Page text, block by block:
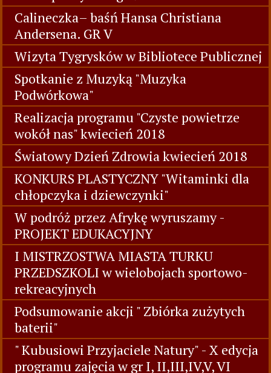
literaturę Lucyny Krzemienieckiej
Projekt Edukacyjny - W podróż przez
Afrykę wyruszamy. GR V
Kółko plastyczne gr V
Calineczka– baśń Hansa Christiana
Andersena. GR V
Wizyta Tygrysków w Bibliotece Publicznej
Spotkanie z Muzyką "Muzyka
Podwórkowa"
Realizacja programu "Czyste powietrze
wokół nas" kwiecień 2018
Światowy Dzień Zdrowia kwiecień 2018
KONKURS PLASTYCZNY "Witaminki dla
chłopczyka i dziewczynki"
W podróż przez Afrykę wyruszamy -
PROJEKT EDUKACYJNY
I MISTRZOSTWA MIASTA TURKU
PRZEDSZKOLI w wielobojach sportowo-